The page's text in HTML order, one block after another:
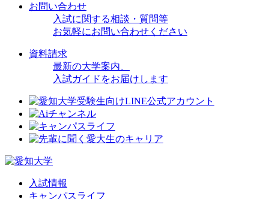
お問い合わせ
入試に関する相談・質問等
お気軽にお問い合わせください
資料請求
最新の大学案内、
入試ガイドをお届けします
入試情報
キャンパスライフ